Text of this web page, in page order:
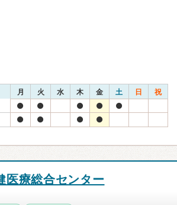
月 火 水 木 金 土 日 祝
医療総合センター